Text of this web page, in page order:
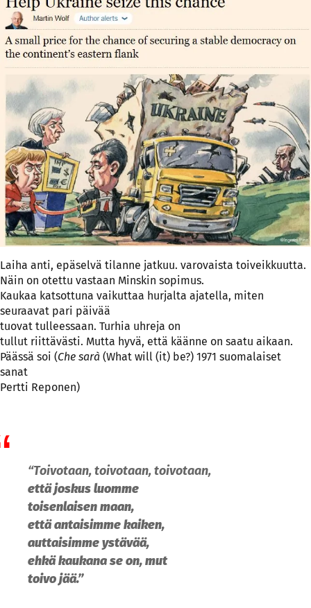
Laiha anti, epäselvä tilanne jatkuu. varovaista toiveikkuutta.
Näin on otettu vastaan Minskin sopimus.
Kaukaa katsottuna vaikuttaa hurjalta ajatella, miten
seuraavat pari päivää
tuovat tulleessaan. Turhia uhreja on
tullut riittävästi. Mutta hyvä, että käänne on saatu aikaan.
Päässä soi (Che sarà (What will (it) be?) 1971 suomalaiset
sanat
Pertti Reponen)
“Toivotaan, toivotaan, toivotaan,
että joskus luomme
toisenlaisen maan,
että antaisimme kaiken,
auttaisimme ystävää,
ehkä kaukana se on, mut
toivo jää.”